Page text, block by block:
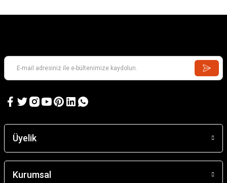
4.202,18 TL
Barn
Üyelik
Kurumsal